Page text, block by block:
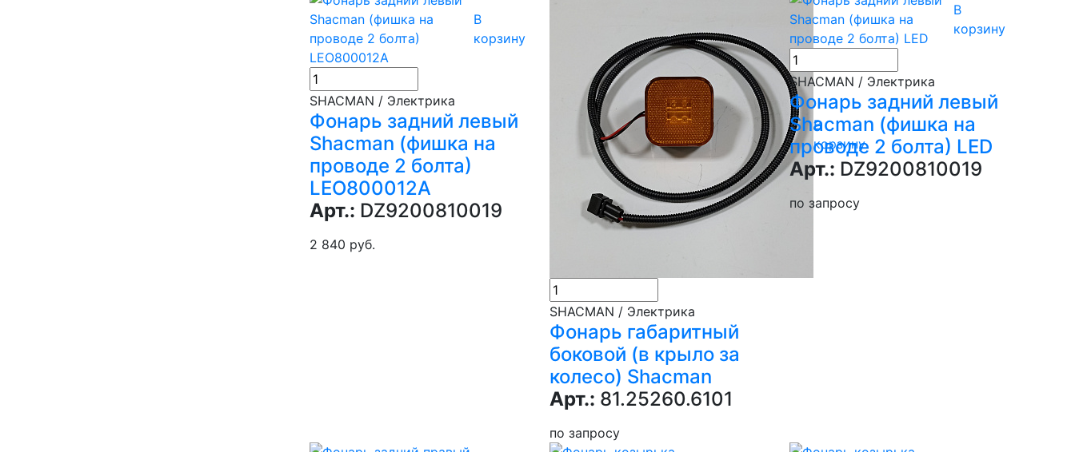
В
корзину
SHACMAN / Электрика
Фонарь задний левый
Shacman (фишка на
проводе 2 болта)
LEO800012A
Арт.: DZ9200810019
2 840 руб.
В
корзину
SHACMAN / Электрика
Фонарь габаритный
боковой (в крыло за
колесо) Shacman
Арт.: 81.25260.6101
по запросу
В
корзину
SHACMAN / Электрика
Фонарь задний левый
Shacman (фишка на
проводе 2 болта) LED
Арт.: DZ9200810019
по запросу